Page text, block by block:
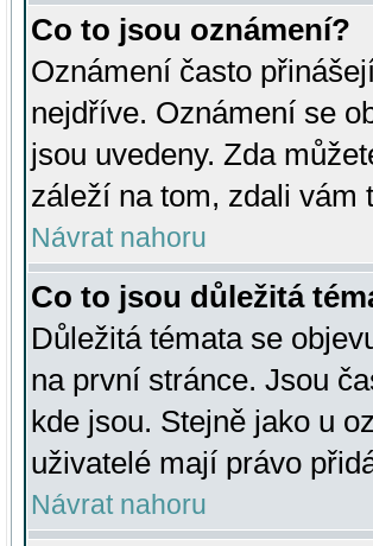
Co to jsou oznámení?
Oznámení často
nejdříve. Oznámení se
jsou uvedeny. Zda
záleží na tom, zdali vám
Návrat nahoru
Co to jsou důležitá
Důležitá témata se
na první stránce. Jsou
kde jsou. Stejně jako u
uživatelé mají právo
Návrat nahoru